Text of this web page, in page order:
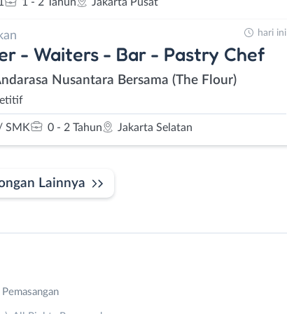
- Waiters - Bar - Pastry Chef
Nusantara Bersama (The Flour)
SMK 0 - 2 Tahun Jakarta Selatan
hari ini
Lainnya